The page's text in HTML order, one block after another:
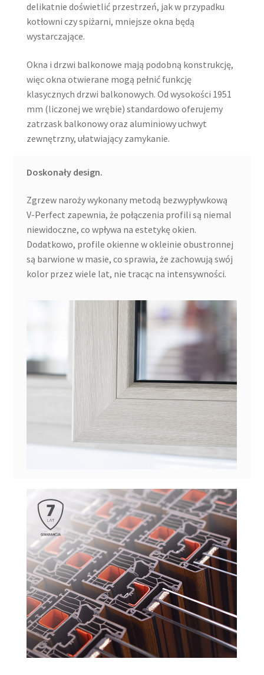
delikatnie doświetlić przestrzeń, jak w przypadku
kotłowni czy spiżarni, mniejsze okna będą
wystarczające.
Okna i drzwi balkonowe mają podobną konstrukcję,
więc okna otwierane mogą pełnić funkcję
klasycznych drzwi balkonowych. Od wysokości 1951
mm (liczonej we wrębie) standardowo oferujemy
zatrzask balkonowy oraz aluminiowy uchwyt
zewnętrzny, ułatwiający zamykanie.
Doskonały design.
Zgrzew naroży wykonany metodą bezwypływkową
V-Perfect zapewnia, że połączenia profili są niemal
niewidoczne, co wpływa na estetykę okien.
Dodatkowo, profile okienne w okleinie obustronnej
są barwione w masie, co sprawia, że zachowują swój
kolor przez wiele lat, nie tracąc na intensywności.